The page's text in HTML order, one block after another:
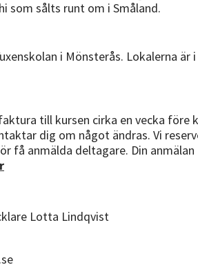
som sålts runt om i Småland.
i Mönsterås. Lokalerna är
till kursen cirka en vecka före
dig om något ändras. Vi
få anmälda deltagare. Din
Lotta Lindqvist